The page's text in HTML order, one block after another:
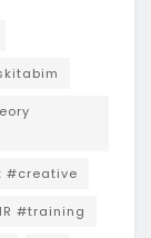
#creative
#training